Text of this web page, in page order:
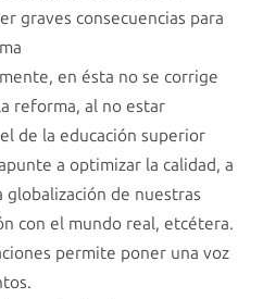
graves consecuencias para
en ésta no se corrige
reforma, al no estar
de la educación superior
a optimizar la calidad, a
de nuestras
con el mundo real, etcétera.
permite poner una voz